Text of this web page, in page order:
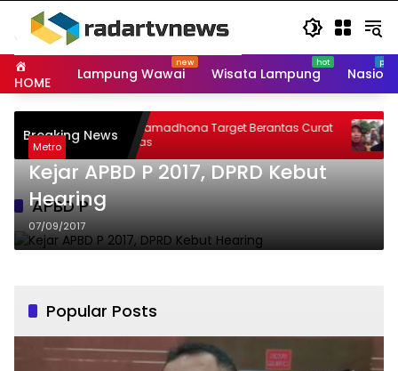
HOME Lampung Wawai Wisata Lampung
Breaking News
AKBP Ramadhona Target Berantas Curat
& Curas
Warga
Thoriqul
APBD P
Metro
Kejar APBD P 2017, DPRD Kebut
Hearing
07/09/2017
Popular Posts